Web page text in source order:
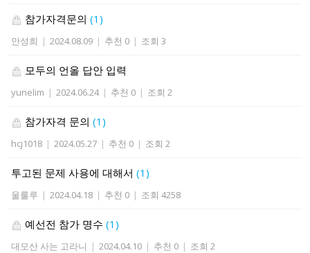
참가자격문의(1)
안성희 | 2024.08.09 | 추천 0 | 조회 3
모두의 언올 답안 입력
yunelim | 2024.06.24 | 추천 0 | 조회 2
참가자격 문의(1)
hcj1018 | 2024.05.27 | 추천 0 | 조회 2
투고된 문제 사용에 대해서(1)
울룰루 | 2024.04.18 | 추천 0 | 조회 4258
예선전 참가 명수(1)
대모산 사는 고라니 | 2024.04.10 | 추천 0 | 조회 2